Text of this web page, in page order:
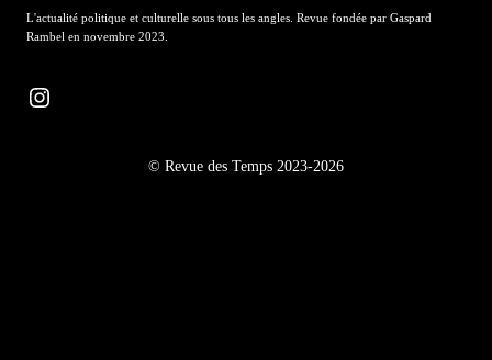
L'actualité politique et culturelle sous tous les angles. Revue fondée par Gaspard
Rambel en novembre 2023.
Instagram
© Revue des Temps 2023-2026